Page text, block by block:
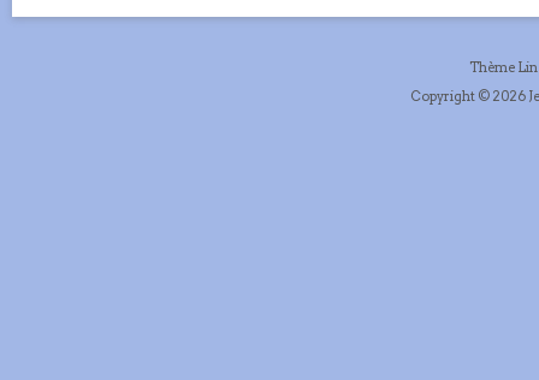
Thème
Copyright © 2026